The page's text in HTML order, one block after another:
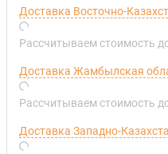
Доставка Восточно-
Рассчитываем стоимость
Доставка Жамбылская
Рассчитываем стоимость
Доставка Западно-